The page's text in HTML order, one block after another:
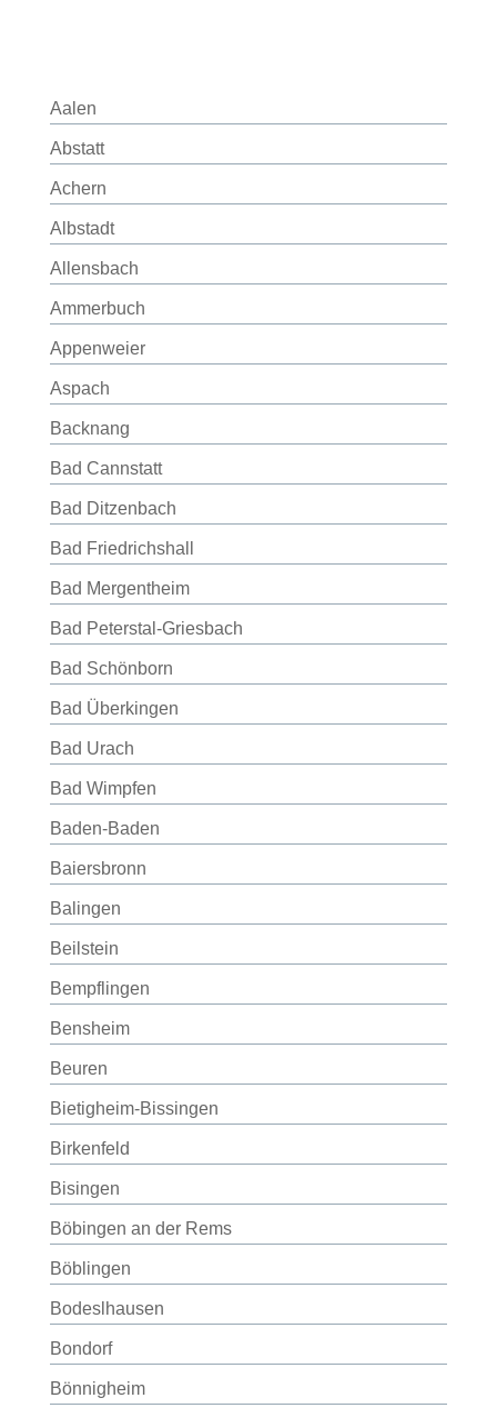
Aalen
Abstatt
Achern
Albstadt
Allensbach
Ammerbuch
Appenweier
Aspach
Backnang
Bad Cannstatt
Bad Ditzenbach
Bad Friedrichshall
Bad Mergentheim
Bad Peterstal-Griesbach
Bad Schönborn
Bad Überkingen
Bad Urach
Bad Wimpfen
Baden-Baden
Baiersbronn
Balingen
Beilstein
Bempflingen
Bensheim
Beuren
Bietigheim-Bissingen
Birkenfeld
Bisingen
Böbingen an der Rems
Böblingen
Bodeslhausen
Bondorf
Bönnigheim